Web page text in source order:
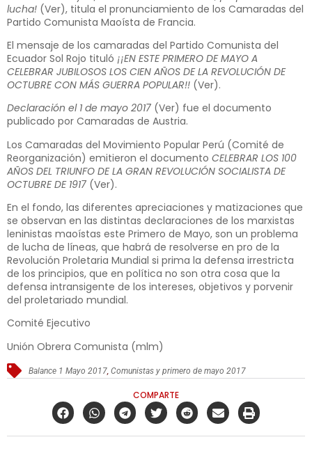
lucha! (Ver), titula el pronunciamiento de los Camaradas del
Partido Comunista Maoísta de Francia.
El mensaje de los camaradas del Partido Comunista del
Ecuador Sol Rojo tituló ¡¡EN ESTE PRIMERO DE MAYO A
CELEBRAR JUBILOSOS LOS CIEN AÑOS DE LA REVOLUCIÓN DE
OCTUBRE CON MÁS GUERRA POPULAR!! (Ver).
Declaración el 1 de mayo 2017 (Ver) fue el documento
publicado por Camaradas de Austria.
Los Camaradas del Movimiento Popular Perú (Comité de
Reorganización) emitieron el documento CELEBRAR LOS 100
AÑOS DEL TRIUNFO DE LA GRAN REVOLUCIÓN SOCIALISTA DE
OCTUBRE DE 1917 (Ver).
En el fondo, las diferentes apreciaciones y matizaciones que
se observan en las distintas declaraciones de los marxistas
leninistas maoístas este Primero de Mayo, son un problema
de lucha de líneas, que habrá de resolverse en pro de la
Revolución Proletaria Mundial si prima la defensa irrestricta
de los principios, que en política no son otra cosa que la
defensa intransigente de los intereses, objetivos y porvenir
del proletariado mundial.
Comité Ejecutivo
Unión Obrera Comunista (mlm)
Balance 1 Mayo 2017 ,Comunistas y primero de mayo 2017
COMPARTE